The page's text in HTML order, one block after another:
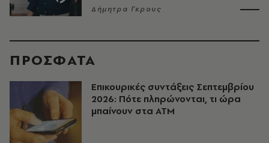
Δήμητρα Γκρους
ΠΡΟΣΦΑΤΑ
Επικουρικές συντάξεις Σεπτεμβρίου
2026: Πότε πληρώνονται, τι ώρα
μπαίνουν στα ΑΤΜ